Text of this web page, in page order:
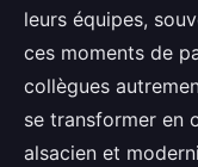
leurs équipes,
ces moments de
collègues
se transformer en
alsacien et